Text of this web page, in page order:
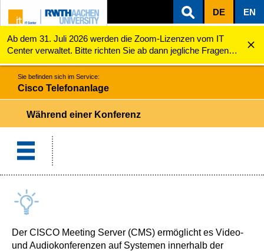
ZUM INHALTSBEREICH
ZUR HAUPTNAVIGATION
ZUR SUCHE
DE EN
Ab dem 31. Juli 2026 werden die Zoom-Lizenzen vom IT
Center verwaltet. Bitte richten Sie ab dann jegliche Fragen
zu den Zoom-Lizenzen (z.B. Probleme mit dem Login) an
servicedesk@itc.rwth-aachen.de.
Cisco Telefonanlage Während einer Konferenz
Sie befinden sich im Service:
Cisco Telefonanlage
Während einer Konferenz
Der CISCO Meeting Server (CMS) ermöglicht es Video-
und Audiokonferenzen auf Systemen innerhalb der